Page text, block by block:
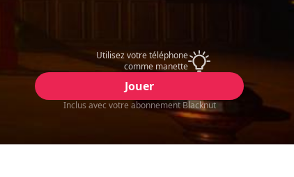
Utilisez votre téléphone
comme manette
Jouer
Inclus avec votre abonnement Blacknut